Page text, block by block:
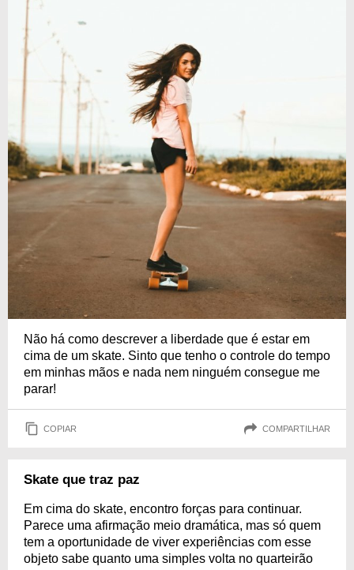
Não há como descrever a liberdade que é estar em
cima de um skate. Sinto que tenho o controle do tempo
em minhas mãos e nada nem ninguém consegue me
parar!
COPIAR COMPARTILHAR
Skate que traz paz
Em cima do skate, encontro forças para continuar.
Parece uma afirmação meio dramática, mas só quem
tem a oportunidade de viver experiências com esse
objeto sabe quanto uma simples volta no quarteirão